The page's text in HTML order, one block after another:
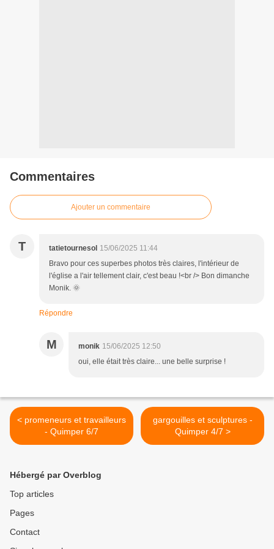
Commentaires
Ajouter un commentaire
T tatietournesol 15/06/2025 11:44
Bravo pour ces superbes photos très claires, l'intérieur de
l'église a l'air tellement clair, c'est beau !<br /> Bon dimanche
Monik. 🌞
Répondre
M monik 15/06/2025 12:50
oui, elle était très claire... une belle surprise !
< promeneurs et travailleurs
- Quimper 6/7
gargouilles et sculptures -
Quimper 4/7 >
Hébergé par Overblog
Top articles
Pages
Contact